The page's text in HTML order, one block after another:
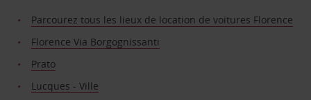
Parcourez tous les lieux de location de voitures Florence
Florence Via Borgognissanti
Prato
Lucques - Ville